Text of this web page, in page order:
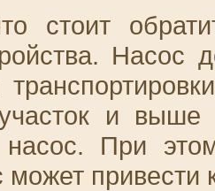
стоит
Насос
и выше
При
привести